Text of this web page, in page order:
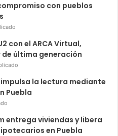
con pueblos
con el ARCA Virtual,
última generación
impulsa la lectura mediante
Puebla
entrega viviendas y libera
en Puebla